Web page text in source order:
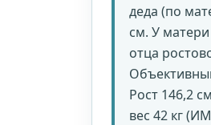
деда (по
см. У
отца
Рост 146,2
вес 42 кг